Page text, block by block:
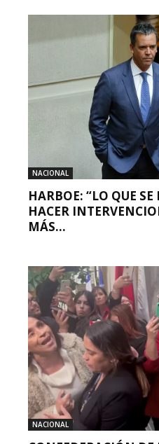
NACIONAL
HARBOE: “LO QUE
HACER
MÁS...
NACIONAL